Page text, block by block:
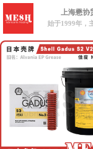
上海懋协
始于1999年，